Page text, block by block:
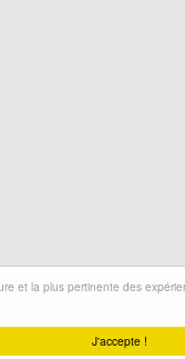
J'accepte !
et la plus pertinente des